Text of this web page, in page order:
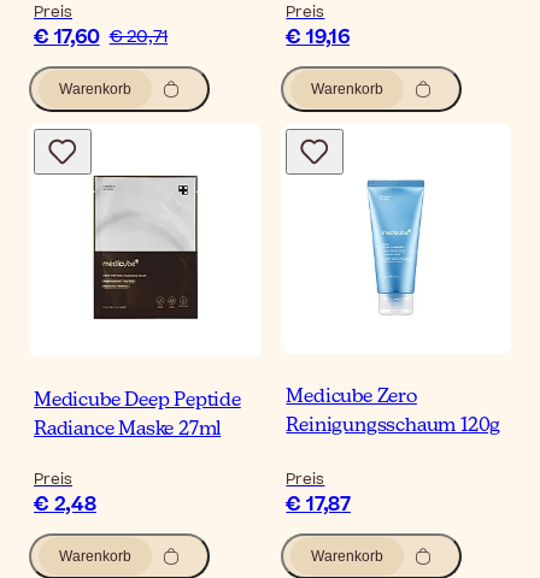
Preis
€ 17,60 € 20,71
Warenkorb
Preis
€ 19,16
Warenkorb
Medicube Deep Peptide
Radiance Maske 27ml
Preis
€ 2,48
Warenkorb
Medicube Zero
Reinigungsschaum 120g
Preis
€ 17,87
Warenkorb